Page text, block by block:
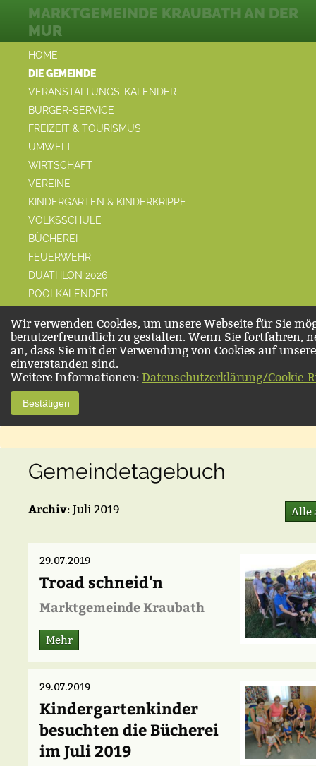
HOME
DIE GEMEINDE
VERANSTALTUNGS-KALENDER
BÜRGER-SERVICE
FREIZEIT & TOURISMUS
UMWELT
WIRTSCHAFT
VEREINE
KINDERGARTEN & KINDERKRIPPE
VOLKSSCHULE
BÜCHEREI
FEUERWEHR
DUATHLON 2026
POOLKALENDER
MARKTGEMEINDE KRAUBATH AN DER
MUR
Wir verwenden Cookies, um unsere Webseite für Sie
benutzerfreundlich zu gestalten. Wenn Sie fortfahren,
an, dass Sie mit der Verwendung von Cookies auf
einverstanden sind.
Weitere Informationen: Datenschutzerklärung/Cookie-
Bestätigen
Gemeindetagebuch
Archiv: Juli 2019 Alle
29.07.2019
Troad schneid'n
Marktgemeinde Kraubath
Mehr
29.07.2019
Kindergartenkinder
besuchten die Bücherei
im Juli 2019